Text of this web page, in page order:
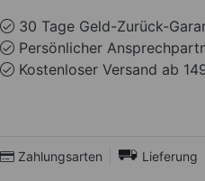
30 Tage Geld-Zurück-
Persönlicher
Kostenloser Versand ab
Zahlungsarten Lieferung